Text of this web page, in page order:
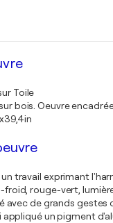
Toile
bois. Oeuvre
travail exprimant
rouge-vert,
avec de grands gestes
appliqué un pigment